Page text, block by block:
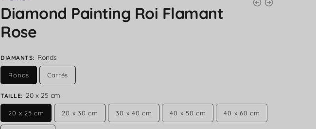
Diamond Painting Roi Flamant
Rose
DIAMANTS: Ronds
Ronds Carrés
TAILLE: 20 x 25 cm
20 x 25 cm 20 x 30 cm 30 x 40 cm 40 x 50 cm 40 x 60 cm